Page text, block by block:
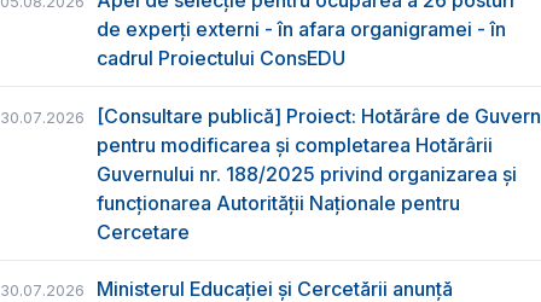
de experți externi - în afara organigramei - în
cadrul Proiectului ConsEDU
30.07.2026
[Consultare publică] Proiect: Hotărâre de Guvern
pentru modificarea și completarea Hotărârii
Guvernului nr. 188/2025 privind organizarea şi
funcţionarea Autorităţii Naţionale pentru
Cercetare
30.07.2026
Ministerul Educației și Cercetării anunță